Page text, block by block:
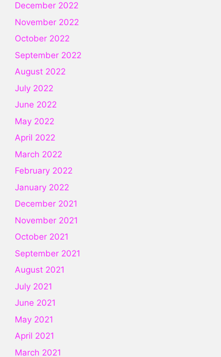
December 2022
November 2022
October 2022
September 2022
August 2022
July 2022
June 2022
May 2022
April 2022
March 2022
February 2022
January 2022
December 2021
November 2021
October 2021
September 2021
August 2021
July 2021
June 2021
May 2021
April 2021
March 2021